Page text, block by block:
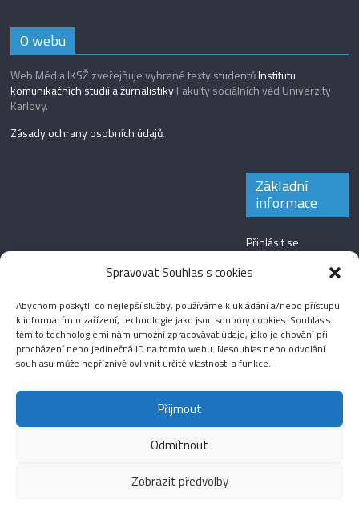
Spravovat Souhlas s cookies
Abychom poskytli co nejlepší služby, používáme k ukládání a/nebo přístupu
k informacím o zařízení, technologie jako jsou soubory cookies. Souhlas s
těmito technologiemi nám umožní zpracovávat údaje, jako je chování při
procházení nebo jedinečná ID na tomto webu. Nesouhlas nebo odvolání
souhlasu může nepříznivě ovlivnit určité vlastnosti a funkce.
Přijmout
Odmítnout
Zobrazit předvolby
O webu
Web Média IKSŽ zveřejňuje vybrané texty studentůInstitutu
komunikačních studií a žurnalistikyFakulty sociálních věd Univerzity
Karlovy.
Zásady ochrany osobních údajů.
Základní
informace
Přihlásit se
Zdroj kanálů
Kanál komentářů
Česká lokalizace
Fotografie Audio
Copyright © 2026Média IKSŽ. All rights reserved.
Theme: ColorMag Pro byThemeGrill. Drevet av